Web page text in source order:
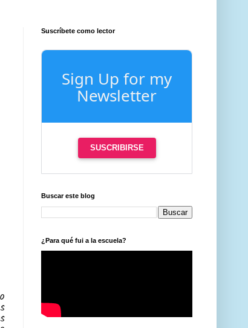
Suscríbete como lector
Sign Up for my
Newsletter
SUSCRIBIRSE
Buscar este blog
¿Para qué fui a la escuela?